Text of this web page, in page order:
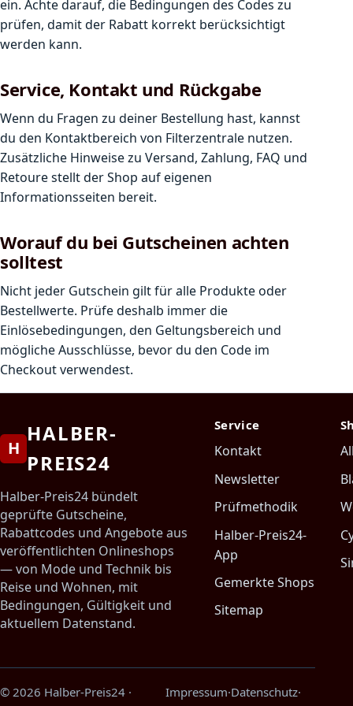
ein. Achte darauf, die Bedingungen des Codes zu
prüfen, damit der Rabatt korrekt berücksichtigt
werden kann.
Service, Kontakt und Rückgabe
Wenn du Fragen zu deiner Bestellung hast, kannst
du den Kontaktbereich von Filterzentrale nutzen.
Zusätzliche Hinweise zu Versand, Zahlung, FAQ und
Retoure stellt der Shop auf eigenen
Informationsseiten bereit.
Worauf du bei Gutscheinen achten
solltest
Nicht jeder Gutschein gilt für alle Produkte oder
Bestellwerte. Prüfe deshalb immer die
Einlösebedingungen, den Geltungsbereich und
mögliche Ausschlüsse, bevor du den Code im
Checkout verwendest.
H
HALBER-
PREIS24
Halber-Preis24 bündelt
geprüfte Gutscheine,
Rabattcodes und Angebote aus
veröffentlichten Onlineshops
— von Mode und Technik bis
Reise und Wohnen, mit
Bedingungen, Gültigkeit und
aktuellem Datenstand.
Service
Kontakt
Newsletter
Prüfmethodik
Halber-Preis24-
App
Gemerkte Shops
Sitemap
© 2026 Halber-Preis24 ·
Impressum·Datenschutz·